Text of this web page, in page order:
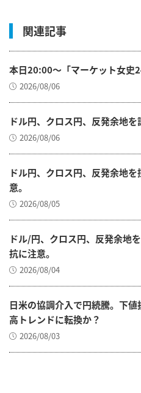
関連記事
本日20:00～「マーケット女史
2026/08/06
ドル円、クロス円、反発余地を
2026/08/06
ドル円、クロス円、反発余地
意。
2026/08/05
ドル/円、クロス円、反発余地
抗に注意。
2026/08/04
日米の協調介入で円続騰。下
高トレンドに転換か？
2026/08/03